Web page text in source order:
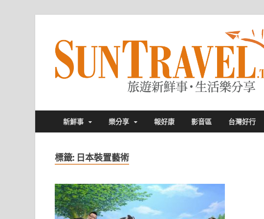
新鮮事 樂分享 報好康 影音區 台灣好行
標籤: 日本裝置藝術